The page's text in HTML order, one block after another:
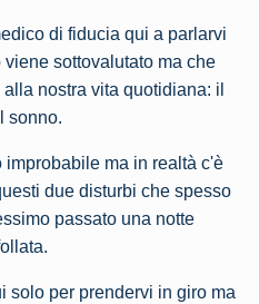
di fiducia qui a parlarvi
sottovalutato ma che
nostra vita quotidiana: il
sonno.
ma in realtà c'è
due disturbi che spesso
passato una notte
solo per prendervi in giro ma